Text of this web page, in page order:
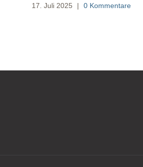
17. Juli 2025 | 0 Kommentare